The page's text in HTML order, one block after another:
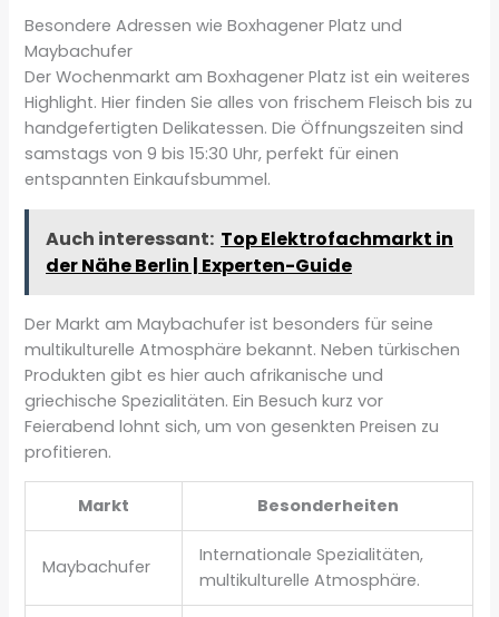
Besondere Adressen wie Boxhagener Platz und
Maybachufer
Der Wochenmarkt am Boxhagener Platz ist ein weiteres
Highlight. Hier finden Sie alles von frischem Fleisch bis zu
handgefertigten Delikatessen. Die Öffnungszeiten sind
samstags von 9 bis 15:30 Uhr, perfekt für einen
entspannten Einkaufsbummel.
Auch interessant: Top Elektrofachmarkt in
der Nähe Berlin | Experten-Guide
Der Markt am Maybachufer ist besonders für seine
multikulturelle Atmosphäre bekannt. Neben türkischen
Produkten gibt es hier auch afrikanische und
griechische Spezialitäten. Ein Besuch kurz vor
Feierabend lohnt sich, um von gesenkten Preisen zu
profitieren.
Markt Besonderheiten
Maybachufer
Internationale Spezialitäten,
multikulturelle Atmosphäre.